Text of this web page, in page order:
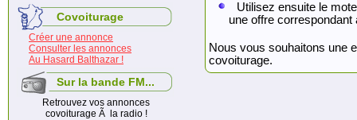
Covoiturage
Créer une annonce
Consulter les annonces
Au Hasard Balthazar !
Sur la bande FM...
Retrouvez vos annonces
covoiturage Ã la radio !
Utilisez ensuite le
une offre
Nous vous souhaitons une
covoiturage.